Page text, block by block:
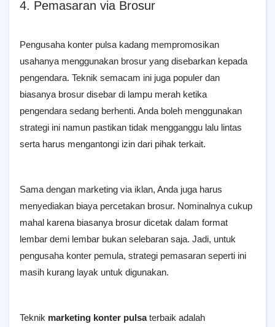
4. Pemasaran via Brosur
Pengusaha konter pulsa kadang mempromosikan
usahanya menggunakan brosur yang disebarkan kepada
pengendara. Teknik semacam ini juga populer dan
biasanya brosur disebar di lampu merah ketika
pengendara sedang berhenti. Anda boleh menggunakan
strategi ini namun pastikan tidak mengganggu lalu lintas
serta harus mengantongi izin dari pihak terkait.
Sama dengan marketing via iklan, Anda juga harus
menyediakan biaya percetakan brosur. Nominalnya cukup
mahal karena biasanya brosur dicetak dalam format
lembar demi lembar bukan selebaran saja. Jadi, untuk
pengusaha konter pemula, strategi pemasaran seperti ini
masih kurang layak untuk digunakan.
Teknik marketing konter pulsaterbaik adalah